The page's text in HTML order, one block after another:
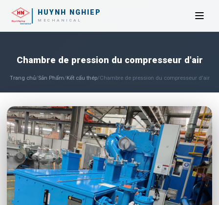
HUYNH NGHIEP
MECHANICAL
Chambre de pression du compresseur d'air
Trang chủ/Sản Phẩm/Kết cấu thép/Chambre de pression du compresseur d'air